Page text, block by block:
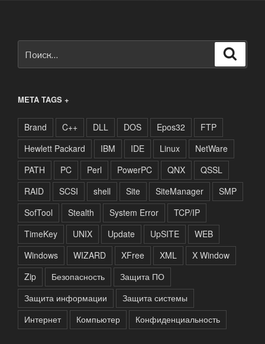
META TAGS +
Brand C++ DLL DOS Epos32
FTP
Hewlett Packard
IBM IDE Linux
NetWare
PATH
PC Perl PowerPC QNX
QSSL
RAID
SCSI shell Site SiteManager
SMP
SofTool
Stealth System Error
TCP/IP
TimeKey
UNIX Update UpSITE
WEB
Windows
WIZARD XFree XML
X Window
Zip
Безопасность
Защита ПО
Защита информации
Защита системы
Интернет
Компьютер Конфиденциальность